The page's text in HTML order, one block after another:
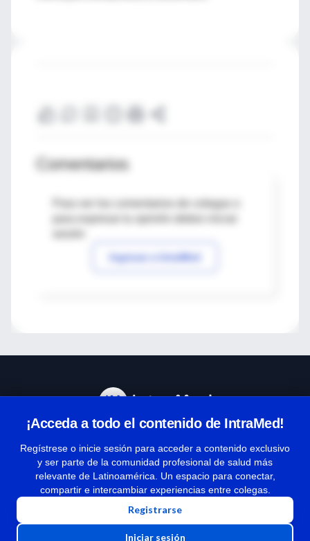
Comentarios
Para ver los comentarios de colegas o
Ingresar a IntraMed
¡Acceda a todo el contenido de IntraMed!
Regístrese o inicie sesión para acceder a contenido exclusivo
y ser parte de la comunidad profesional de salud más
relevante de Latinoamérica. Un espacio para conectar,
compartir e intercambiar experiencias entre colegas.
Registrarse
Iniciar sesión
Términos y condiciones
| Políticas de privacidad
| Todos los derechos reservados | Copyright 1997-2026